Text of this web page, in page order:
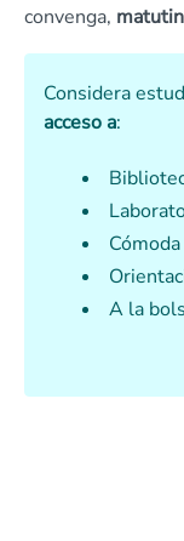
convenga,
Considera
acceso a:
A la